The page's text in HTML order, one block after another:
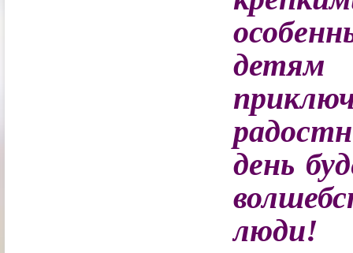
детям
день
люди!